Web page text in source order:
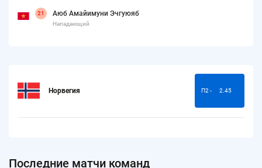
21 Аюб Амайимуни Эчгуюяб
Нападающий
Норвегия П2 - 2.45
Последние матчи команд